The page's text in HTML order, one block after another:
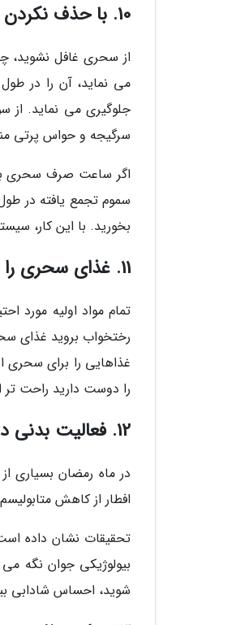
10. با حذف نکردن سحری به تنظیم بدن در ماه رمضان یاری کنید
از سحری غافل نشوید،
می نماید، آن را در
جلوگیری می نماید. از
سرگیجه و حواس پرتی
اگر ساعت صرف سحری
سموم تجمع یافته در
بخورید. با این کار،
11. غذای سحری را از قبل آماده کنید
تمام مواد اولیه مورد
رختخواب بروید غذای
غذاهایی را برای سحری
را دوست دارید راحت تر
12. فعالیت بدنی داشته باشید
در ماه رمضان بسیاری
افطار از کاهش
تحقیقات نشان داده
بیولوژیکی جوان نگه
شوید، احساس شادابی